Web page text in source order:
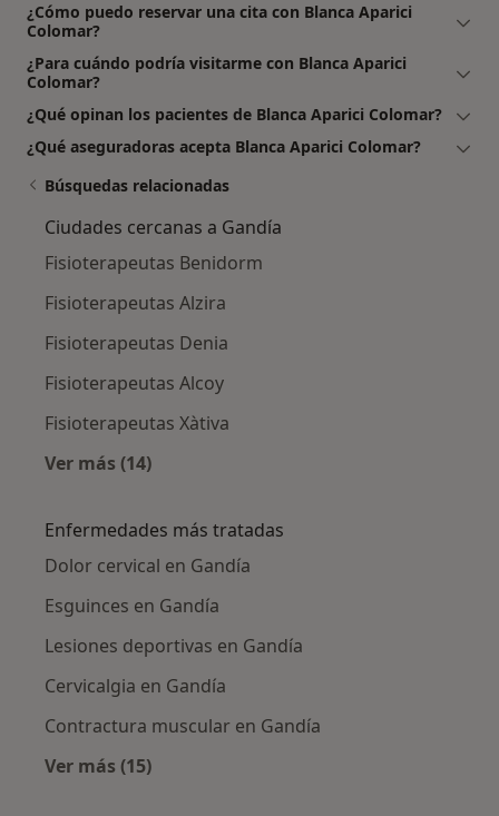
¿Cómo puedo reservar una cita con Blanca Aparici
Colomar?
¿Para cuándo podría visitarme con Blanca Aparici
Colomar?
¿Qué opinan los pacientes de Blanca Aparici Colomar?
¿Qué aseguradoras acepta Blanca Aparici Colomar?
Búsquedas relacionadas
Ciudades cercanas a Gandía
Fisioterapeutas Benidorm
Fisioterapeutas Alzira
Fisioterapeutas Denia
Fisioterapeutas Alcoy
Fisioterapeutas Xàtiva
Ver más (14)
Enfermedades más tratadas
Dolor cervical en Gandía
Esguinces en Gandía
Lesiones deportivas en Gandía
Cervicalgia en Gandía
Contractura muscular en Gandía
Ver más (15)